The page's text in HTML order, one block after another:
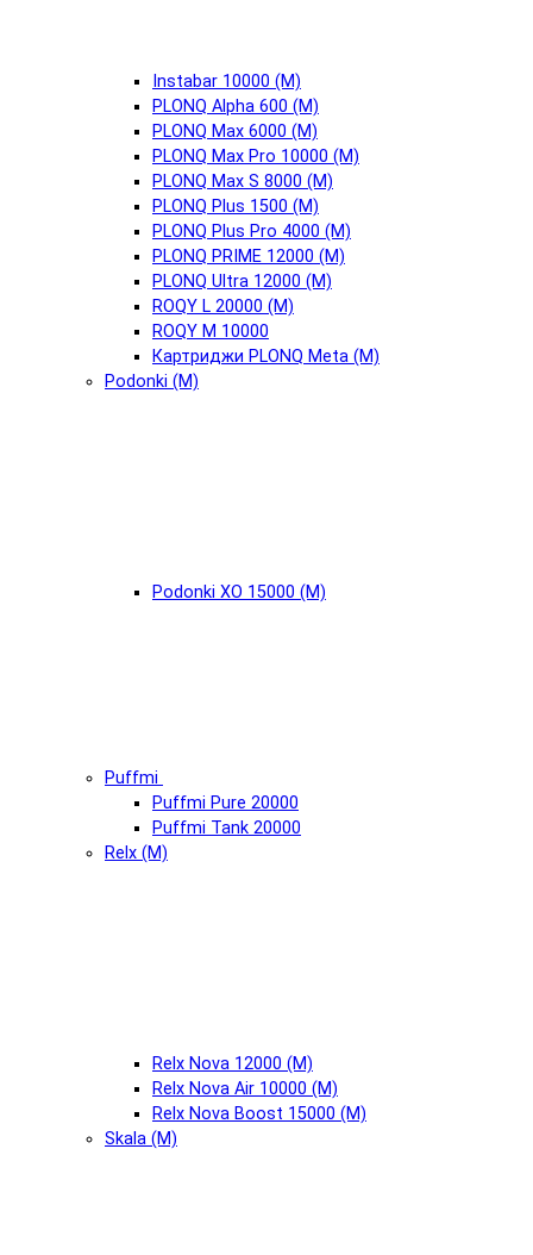
Instabar 10000 (М)
PLONQ Alpha 600 (М)
PLONQ Max 6000 (М)
PLONQ Max Pro 10000 (М)
PLONQ Max S 8000 (М)
PLONQ Plus 1500 (М)
PLONQ Plus Pro 4000 (М)
PLONQ PRIME 12000 (М)
PLONQ Ultra 12000 (М)
ROQY L 20000 (М)
ROQY M 10000
Картриджи PLONQ Meta (М)
Podonki (М)
Podonki XO 15000 (М)
Puffmi
Puffmi Pure 20000
Puffmi Tank 20000
Relx (М)
Relx Nova 12000 (М)
Relx Nova Air 10000 (М)
Relx Nova Boost 15000 (М)
Skala (М)